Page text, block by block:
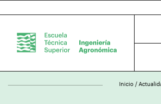
Inicio /